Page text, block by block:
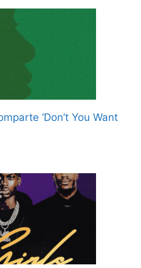
‘Don’t You Want